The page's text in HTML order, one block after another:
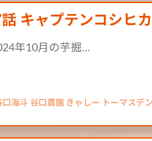
キャプテンコシヒ
年10月の芋掘…
海斗 谷口農園 きゃしー トーマスデ